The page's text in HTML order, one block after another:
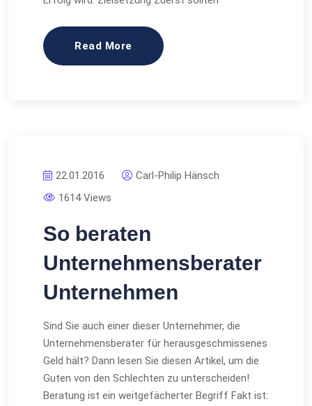
Read More
22.01.2016
Carl-Philip Hänsch
1614 Views
So beraten
Unternehmensberater
Unternehmen
Sind Sie auch einer dieser Unternehmer, die
Unternehmensberater für herausgeschmissenes
Geld hält? Dann lesen Sie diesen Artikel, um die
Guten von den Schlechten zu unterscheiden!
Beratung ist ein weitgefächerter Begriff Fakt ist: